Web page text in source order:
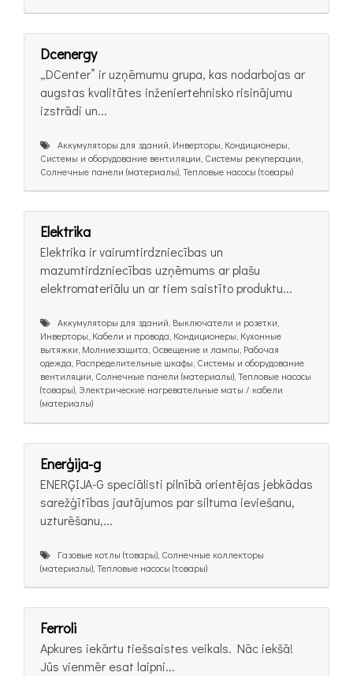
Dcenergy
„DCenter” ir uzņēmumu grupa, kas nodarbojas ar
augstas kvalitātes inženiertehnisko risinājumu
izstrādi un...
Аккумуляторы для зданий, Инверторы, Кондиционеры,
Системы и оборудование вентиляции, Системы рекуперации,
Солнечные панели (материалы), Тепловые насосы (товары)
Elektrika
Elektrika ir vairumtirdzniecības un
mazumtirdzniecības uzņēmums ar plašu
elektromateriālu un ar tiem saistīto produktu...
Аккумуляторы для зданий, Выключатели и розетки,
Инверторы, Кабели и провода, Кондиционеры, Кухонные
вытяжки, Молниезащита, Освещение и лампы, Рабочая
одежда, Распределительные шкафы, Системы и оборудование
вентиляции, Солнечные панели (материалы), Тепловые насосы
(товары), Электрические нагревательные маты / кабели
(материалы)
Enerģija-g
ENERĢIJA-G speciālisti pilnībā orientējas jebkādas
sarežģītības jautājumos par siltuma ieviešanu,
uzturēšanu,...
Газовые котлы (товары), Солнечные коллекторы
(материалы), Тепловые насосы (товары)
Ferroli
Apkures iekārtu tiešsaistes veikals. Nāc iekšā!
Jūs vienmēr esat laipni...